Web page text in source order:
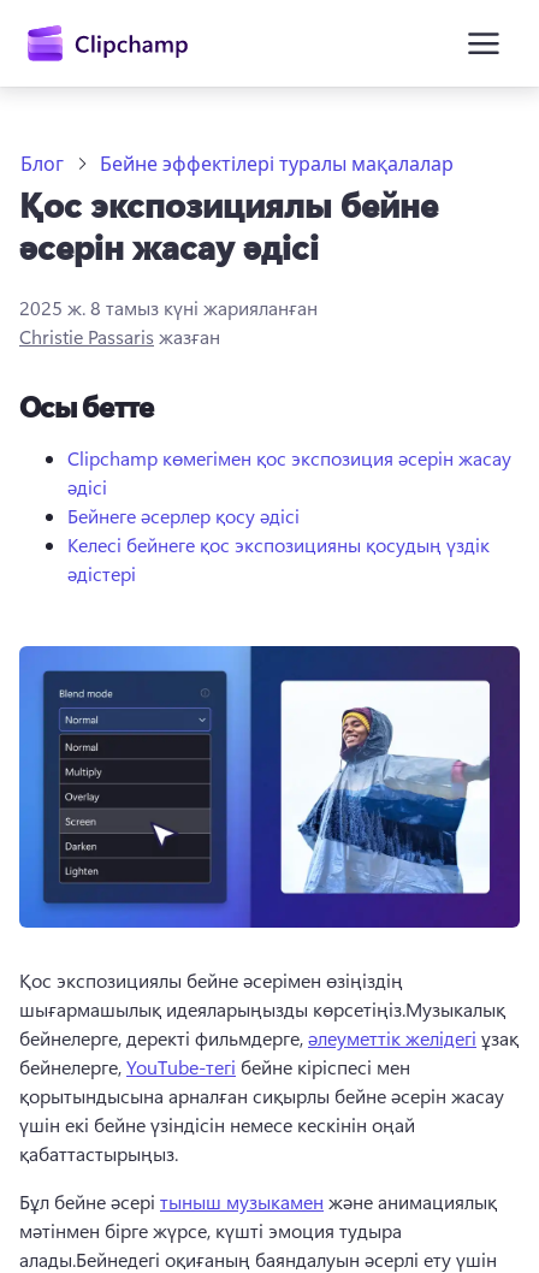
Тегін қолданып көру
Блог Бейне эффектілері туралы мақалалар
Қос экспозициялы бейне
әсерін жасау әдісі
2025 ж. 8 тамыз күні жарияланған
Christie Passarisжазған
Осы бетте
Clipchamp көмегімен қос экспозиция әсерін жасау
әдісі
Бейнеге әсерлер қосу әдісі
Келесі бейнеге қос экспозицияны қосудың үздік
әдістері
Қос экспозициялы бейне әсерімен өзіңіздің
шығармашылық идеяларыңызды көрсетіңіз.Музыкалық
бейнелерге, деректі фильмдерге, әлеуметтік желідегі ұзақ
бейнелерге, YouTube-тегі бейне кіріспесі мен
қорытындысына арналған сиқырлы бейне әсерін жасау
үшін екі бейне үзіндісін немесе кескінін оңай
қабаттастырыңыз.
Бұл бейне әсері тыныш музыкамен және анимациялық
мәтінмен бірге жүрсе, күшті эмоция тудыра
алады.Бейнедегі оқиғаның баяндалуын әсерлі ету үшін